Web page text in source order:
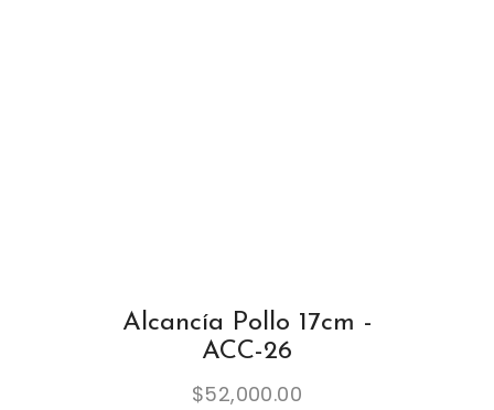
Alcancía Pollo 17cm -
ACC-26
$52,000.00